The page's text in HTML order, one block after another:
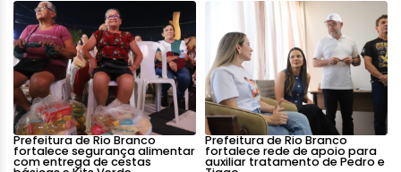
Prefeitura de Rio Branco
fortalece segurança alimentar
com entrega de cestas
Prefeitura de Rio Branco
fortalece rede de apoio para
auxiliar tratamento de Pedro e